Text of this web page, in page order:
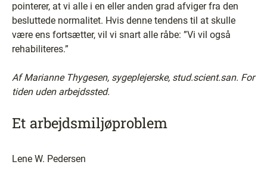
pointerer, at vi alle i en eller anden grad afviger fra den
besluttede normalitet. Hvis denne tendens til at skulle
være ens fortsætter, vil vi snart alle råbe: ”Vi vil også
rehabiliteres.”
Af Marianne Thygesen, sygeplejerske, stud.scient.san. For
tiden uden arbejdssted.
Et arbejdsmiljøproblem
Lene W. Pedersen